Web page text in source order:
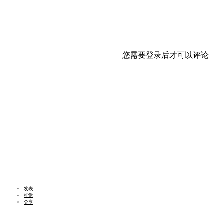
您需要登录后才可以评论
发表
打赏
分享